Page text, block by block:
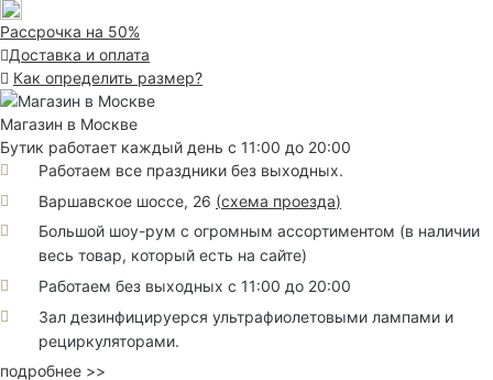
Рассрочка на 50%
Доставка и оплата
Как определить размер?
Магазин в Москве
Бутик работает каждый день с 11:00 до 20:00
Работаем все праздники без выходных.
Варшавское шоссе, 26 (схема проезда)
Большой шоу-рум с огромным ассортиментом (в наличии
весь товар, который есть на сайте)
Работаем без выходных с 11:00 до 20:00
Зал дезинфицируерся ультрафиолетовыми лампами и
рециркуляторами.
подробнее >>